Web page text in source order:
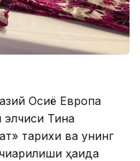
Осиё Европа
элчиси Тина
тарихи ва унинг
ҳақида